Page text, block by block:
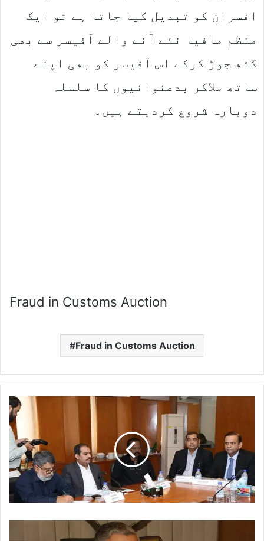
افسران کو تبدیل کیا جاتا ہے تو ایک
منظم مافیا نئے آنے والے آفیسر سے بھی
گٹھ جوڑ کرکے اس آفیسر کو بھی اپنے
ساتھ ملاکر بدعنوانیوں کا سلسلہ
دوبارہ شروع کردیتے ہیں۔
Fraud in Customs Auction
Fraud in Customs Auction